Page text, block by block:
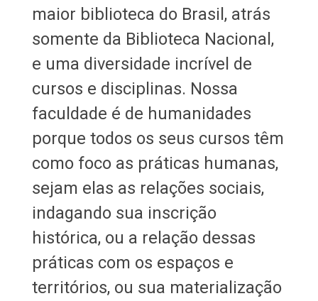
maior biblioteca do Brasil, atrás
somente da Biblioteca Nacional,
e uma diversidade incrível de
cursos e disciplinas. Nossa
faculdade é de humanidades
porque todos os seus cursos têm
como foco as práticas humanas,
sejam elas as relações sociais,
indagando sua inscrição
histórica, ou a relação dessas
práticas com os espaços e
territórios, ou sua materialização